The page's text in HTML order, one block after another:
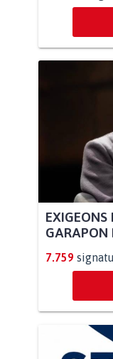
GARAPON
7.759